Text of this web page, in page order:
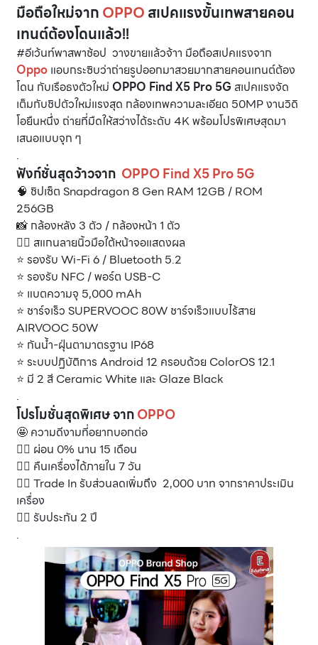
มือถือใหม่จากOPPOสเปคแรงขั้นเทพสายคอน
เทนต์ต้องโดนแล้ว!!
#อีเว้นท์พาสพาช้อป วางขายแล้วจ้าา มือถือสเปคแรงจาก
Oppo แอบกระซิบว่าถ่ายรูปออกมาสวยมากสายคอนเทนต์ต้อง
โดน กับเรือธงตัวใหม่ OPPO Find X5 Pro 5G สเปคแรงจัด
เต็มกับชิปตัวใหม่แรงสุด กล้องเทพความละเอียด 50MP งานวิดิ
โอยืนหนึ่ง ถ่ายที่มืดให้สว่างได้ระดับ 4K พร้อมโปรพิเศษสุดมา
เสนอแบบจุก ๆ
.
ฟังก์ชั่นสุดว้าวจาก OPPO Find X5 Pro 5G
🧠 ชิปเซ็ต Snapdragon 8 Gen RAM 12GB / ROM
256GB
📸 กล้องหลัง 3 ตัว / กล้องหน้า 1 ตัว
👍🏻 สแกนลายนิ้วมือใต้หน้าจอแสดงผล
⭐️ รองรับ Wi-Fi 6 / Bluetooth 5.2
⭐️ รองรับ NFC / พอร์ต USB-C
⭐️ แบตความจุ 5,000 mAh
⭐️ ชาร์จเร็ว SUPERVOOC 80W ชาร์จเร็วแบบไร้สาย
AIRVOOC 50W
⭐️ กันน้ำ-ฝุ่นตามาตรฐาน IP68
⭐️ ระบบปฏิบัติการ Android 12 ครอบด้วย ColorOS 12.1
⭐️ มี 2 สี Ceramic White และ Glaze Black
.
โปรโมชั่นสุดพิเศษ จากOPPO
🤩 ความดีงามที่อยากบอกต่อ
👍🏻 ผ่อน 0% นาน 15 เดือน
👍🏻 คืนเครื่องได้ภายใน 7 วัน
👍🏻 Trade In รับส่วนลดเพิ่มถึง 2,000 บาท จากราคาประเมิน
เครื่อง
👍🏻 รับประกัน 2 ปี
.